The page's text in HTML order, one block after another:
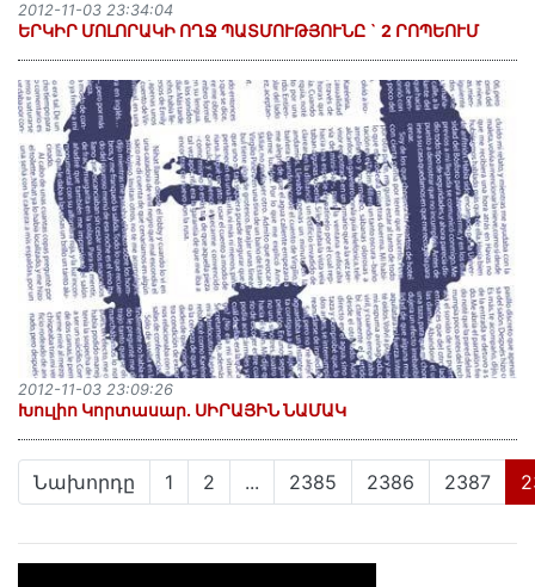
ԵՐԿԻՐ ՄՈԼՈՐԱԿԻ ՈՂՋ ՊԱՏՄՈՒԹՅՈՒՆԸ ` 2 ՐՈՊԵՈՒՄ
2012-11-03 23:34:04
Խուլիո Կորտասար. ՍԻՐԱՅԻՆ ՆԱՄԱԿ
2012-11-03 23:09:26
Նախորդը 1 2 ... 2385 2386 2387